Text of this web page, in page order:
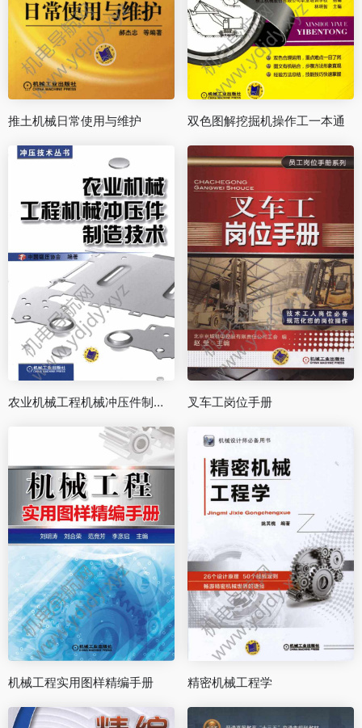
推土机械日常使用与维护 双色图解挖掘机操作工一本通
农业机械工程机械冲压件制造技术 叉车工岗位手册
机械工程实用图样精编手册 精密机械工程学